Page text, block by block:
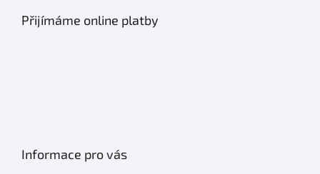
Přijímáme online platby
Informace pro vás